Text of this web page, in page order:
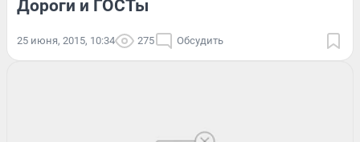
Дороги и ГОСТы
25 июня, 2015, 10:34 275 Обсудить